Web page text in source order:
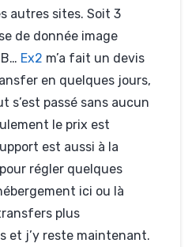
autres sites. Soit 3
de donnée image
Ex2 m’a fait un devis
en quelques jours,
s’est passé sans aucun
le prix est
est aussi à la
régler quelques
ici ou là
plus
et j’y reste maintenant.